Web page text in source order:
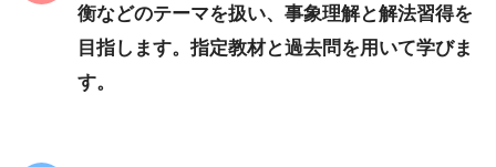
衡などのテーマを扱い、事象理解と解法習得を
目指します。指定教材と過去問を用いて学びま
す。